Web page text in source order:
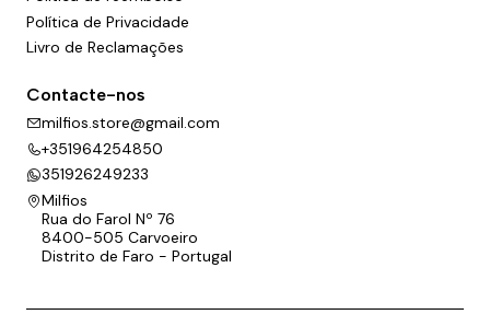
Política de Privacidade
Livro de Reclamações
Contacte-nos
milfios.store@gmail.com
+351964254850
351926249233
Milfios
Rua do Farol Nº 76
8400-505 Carvoeiro
Distrito de Faro - Portugal